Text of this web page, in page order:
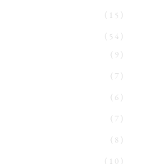
(15)
(54)
(9)
(7)
(6)
(7)
(8)
(10)